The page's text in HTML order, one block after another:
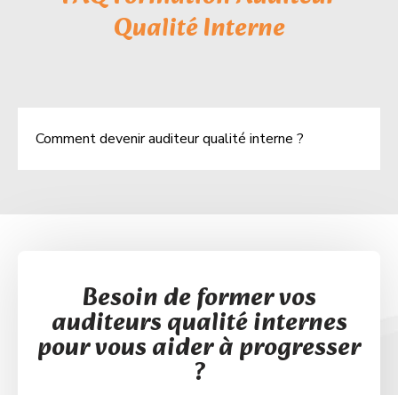
Qualité Interne
Comment devenir auditeur qualité interne ?
Besoin de former vos
auditeurs qualité internes
pour vous aider à progresser
?